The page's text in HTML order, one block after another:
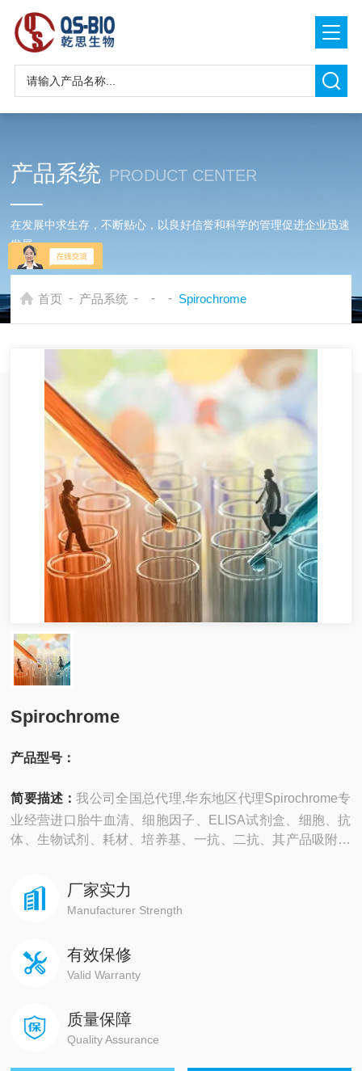
产品系统 PRODUCT CENTER
在发展中求生存，不断贴心，以良好信誉和科学的管理促进企业迅速
发展
首页 - 产品系统 - - - Spirochrome
Spirochrome
产品型号：
简要描述：我公司全国总代理,华东地区代理Spirochrome专
业经营进口胎牛血清、细胞因子、ELISA试剂盒、细胞、抗
体、生物试剂、耗材、培养基、一抗、二抗、其产品吸附均
厂家实力
Manufacturer Strength
有效保修
Valid Warranty
质量保障
Quality Assurance